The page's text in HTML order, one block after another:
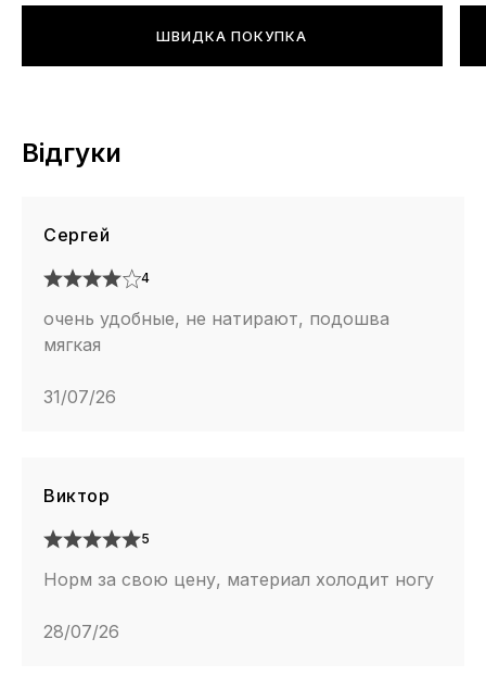
ШВИДКА ПОКУПКА
Відгуки
Сергей
4
очень удобные, не натирают, подошва
мягкая
31/07/26
Виктор
5
Норм за свою цену, материал холодит ногу
28/07/26